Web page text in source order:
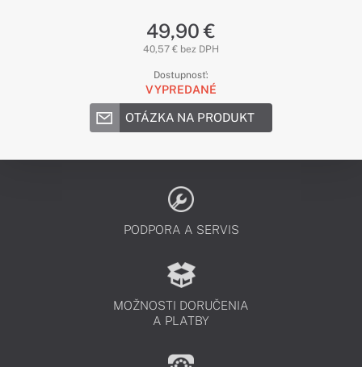
49,90 €
40,57 € bez DPH
Dostupnosť:
VYPREDANÉ
OTÁZKA NA PRODUKT
PODPORA A SERVIS
MOŽNOSTI DORUČENIA
A PLATBY